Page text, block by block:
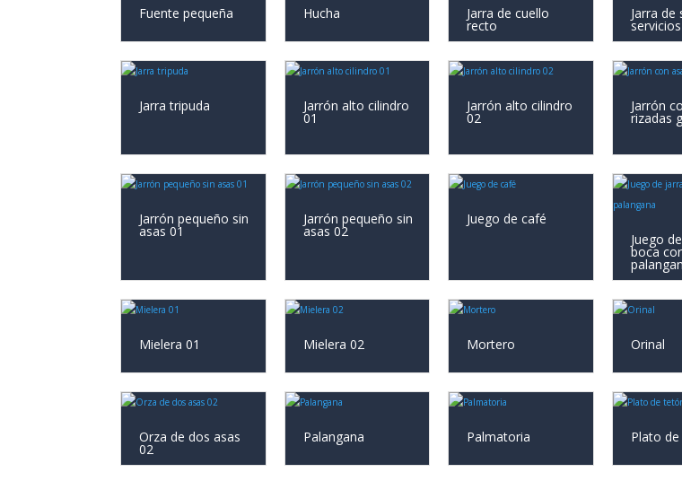
Fuente pequeña Hucha Jarra de cuello
recto
Jarra de
servicios
Jarra tripuda Jarrón alto cilindro
01
Jarrón alto cilindro
02
Jarrón
rizadas
Jarrón pequeño sin
asas 01
Jarrón pequeño sin
asas 02
Juego de café
Juego
boca
Mielera 01 Mielera 02 Mortero Orinal
Orza de dos asas
02
Palangana Palmatoria Plato